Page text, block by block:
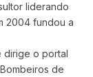
liderando
2004 fundou a
dirige o portal
de